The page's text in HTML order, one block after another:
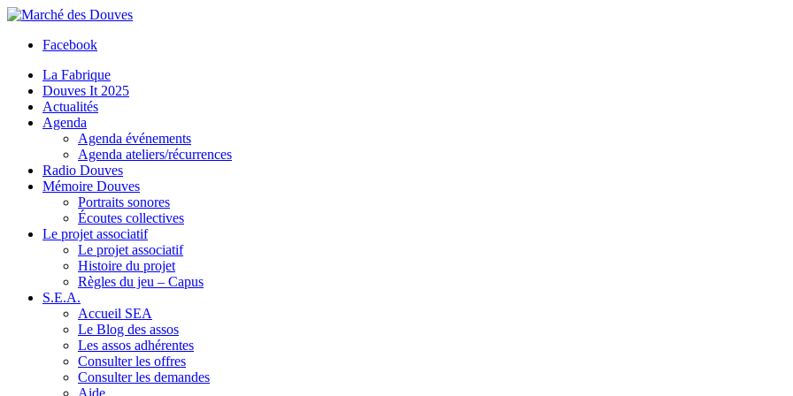
Facebook
La Fabrique
Douves It 2025
Actualités
Agenda
Agenda événements
Agenda ateliers/récurrences
Radio Douves
Mémoire Douves
Portraits sonores
Écoutes collectives
Le projet associatif
Le projet associatif
Histoire du projet
Règles du jeu – Capus
S.E.A.
Accueil SEA
Le Blog des assos
Les assos adhérentes
Consulter les offres
Consulter les demandes
Aide